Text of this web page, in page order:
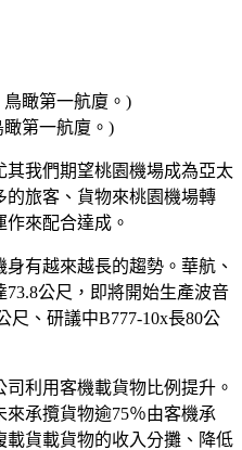
第一航廈。)
我們期望桃園機場成為亞太
旅客、貨物來桃園機場轉
來配合達成。
有越來越長的趨勢。華航、
73.8公尺，即將開始生產波音
尺、研議中B777-10x長80公
利用客機載貨物比例提升。
承攬貨物逾75％由客機承
貨載貨物的收入分攤、降低